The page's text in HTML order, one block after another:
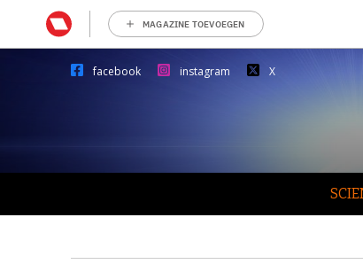
MAGAZINE TOEVOEGEN
facebook instagram X